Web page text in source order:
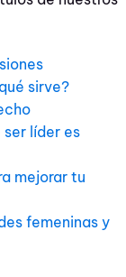
sirve?
líder es
mejorar tu
femeninas y